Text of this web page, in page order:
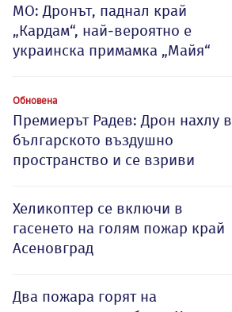
МО: Дронът, паднал край
„Кардам“, най-вероятно е
украинска примамка „Майя“
Обновена
Премиерът Радев: Дрон нахлу в
българското въздушно
пространство и се взриви
Хеликоптер се включи в
гасенето на голям пожар край
Асеновград
Два пожара горят на